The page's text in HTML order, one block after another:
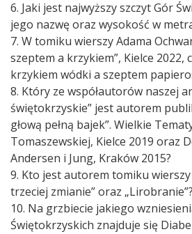
6. Jaki jest najwyższy szczyt Gór
jego nazwę oraz wysokość w
7. W tomiku wierszy Adama
szeptem a krzykiem”, Kielce 2022,
krzykiem wódki a szeptem
8. Który ze współautorów naszej
świętokrzyskie” jest autorem
głową pełną bajek”. Wielkie
Tomaszewskiej, Kielce 2019 oraz
Andersen i Jung, Kraków 2015?
9. Kto jest autorem tomiku wierszy
trzeciej zmianie” oraz „Lirobranie”?
10. Na grzbiecie jakiego
Świętokrzyskich znajduje się